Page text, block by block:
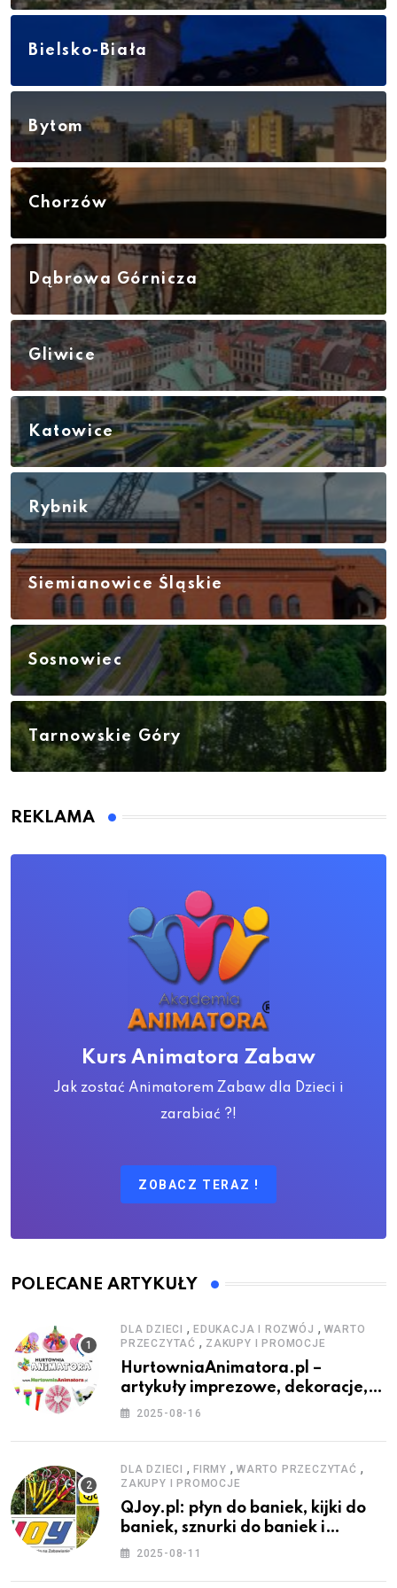
Bielsko-Biała
Bytom
Chorzów
Dąbrowa Górnicza
Gliwice
Katowice
Rybnik
Siemianowice Śląskie
Sosnowiec
Tarnowskie Góry
REKLAMA
Kurs Animatora Zabaw
Jak zostać Animatorem Zabaw dla Dzieci i
zarabiać ?!
ZOBACZ TERAZ !
POLECANE ARTYKUŁY
DLA DZIECI , EDUKACJA I ROZWÓJ , WARTO
PRZECZYTAĆ , ZAKUPY I PROMOCJE
HurtowniaAnimatora.pl –
artykuły imprezowe, dekoracje,
stroje i akcesoria dla animatorów
2025-08-16
DLA DZIECI , FIRMY , WARTO PRZECZYTAĆ ,
ZAKUPY I PROMOCJE
QJoy.pl: płyn do baniek, kijki do
baniek, sznurki do baniek i
zestawy do baniek
2025-08-11